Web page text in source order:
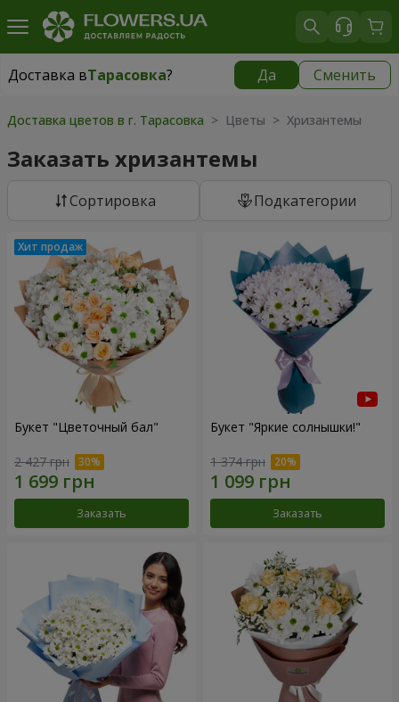
Доставка вТарасовка? Да Сменить
Доставка вТарасовка|
Доставка цветов в г. Тарасовка > Цветы > Хризантемы
Заказать хризантемы
Cортировка Подкатегории
Букет "Цветочный бал"
2 427 грн
Заказать
Букет "Яркие солнышки!"
1 374 грн
Заказать